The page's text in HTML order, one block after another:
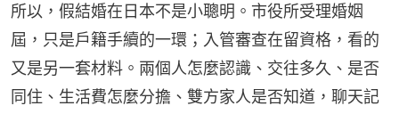
所以，假結婚在日本不是小聰明。市役所受理婚姻
屆，只是戶籍手續的一環；入管審查在留資格，看的
又是另一套材料。兩個人怎麼認識、交往多久、是否
同住、生活費怎麼分擔、雙方家人是否知道，聊天記